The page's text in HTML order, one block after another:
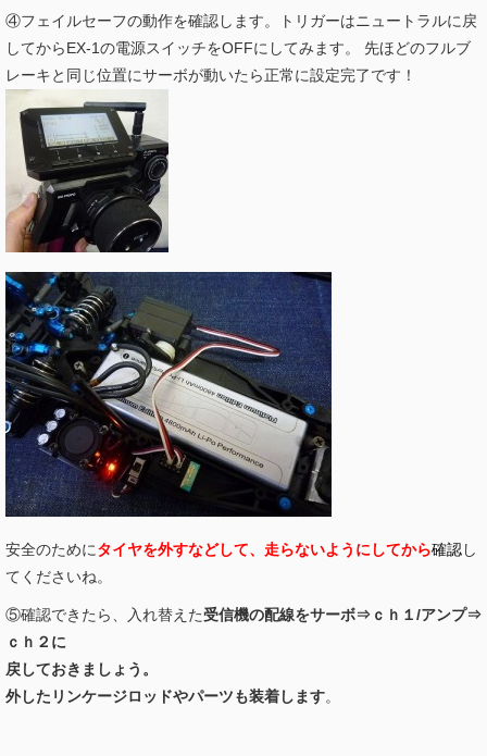
④フェイルセーフの動作を確認します。トリガーはニュートラルに戻
してからEX-1の電源スイッチをOFFにしてみます。 先ほどのフルブ
レーキと同じ位置にサーボが動いたら正常に設定完了です！
安全のためにタイヤを外すなどして、走らないようにしてから確認し
てくださいね。
⑤確認できたら、入れ替えた受信機の配線をサーボ⇒ｃｈ１/アンプ⇒
ｃｈ２に
戻しておきましょう。
外したリンケージロッドやパーツも装着します。